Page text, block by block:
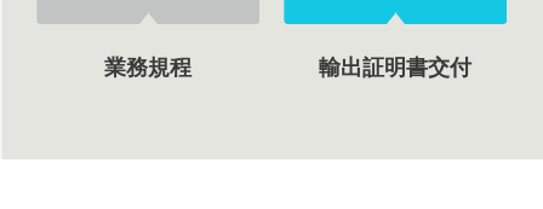
業務規程 輸出証明書交付